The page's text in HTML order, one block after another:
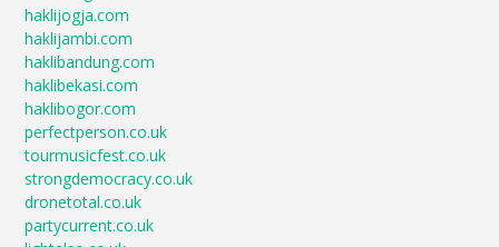
haklijogja.com
haklijambi.com
haklibandung.com
haklibekasi.com
haklibogor.com
perfectperson.co.uk
tourmusicfest.co.uk
strongdemocracy.co.uk
dronetotal.co.uk
partycurrent.co.uk